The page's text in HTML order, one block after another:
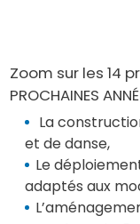
Zoom sur les 14
PROCHAINES
La
et de danse,
Le
adaptés aux